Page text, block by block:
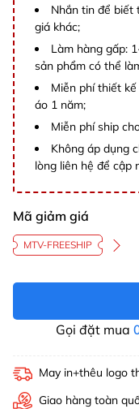
Nhắn tin để biết
giá khác;
Làm hàng gấp:
sản phẩm có thể
Miễn phí thiết
áo 1 năm;
Miễn phí ship
Không áp dụng
lòng liên hệ để cập
Mã giảm giá
MTV-FREESHIP
Gọi đặt mua
May in+thêu logo
Giao hàng toàn